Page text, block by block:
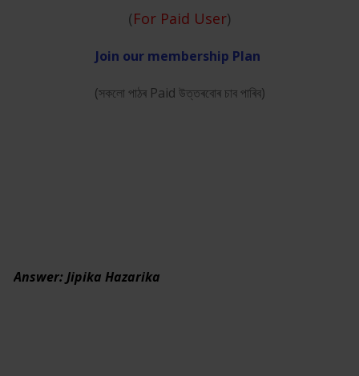
(For Paid User)
Join our membership Plan
(সকলো পাঠৰ Paid উত্তৰবোৰ চাব পাৰিব)
Answer: Jipika Hazarika